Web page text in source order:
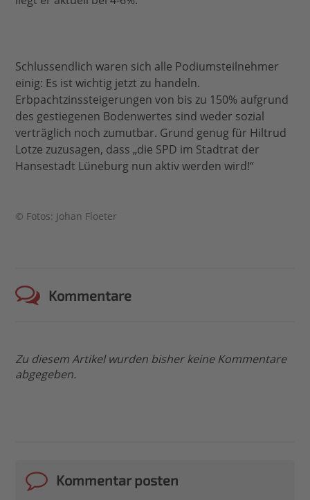
Schlussendlich waren sich alle Podiumsteilnehmer
einig: Es ist wichtig jetzt zu handeln.
Erbpachtzinssteigerungen von bis zu 150% aufgrund
des gestiegenen Bodenwertes sind weder sozial
verträglich noch zumutbar. Grund genug für Hiltrud
Lotze zuzusagen, dass „die SPD im Stadtrat der
Hansestadt Lüneburg nun aktiv werden wird!“
© Fotos: Johan Floeter
Kommentare
Zu diesem Artikel wurden bisher keine Kommentare
abgegeben.
Kommentar posten